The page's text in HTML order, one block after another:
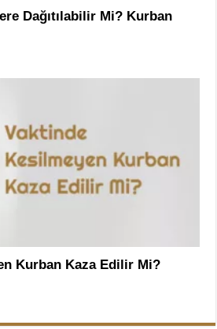
Dağıtılabilir Mi? Kurban
Kurban Kaza Edilir Mi?